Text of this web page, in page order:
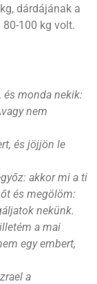
dárdájának a
80-100 kg volt.
és monda nekik:
nem
és jöjjön le
akkor mi a ti
és megölöm:
nekünk.
a mai
egy embert,
a